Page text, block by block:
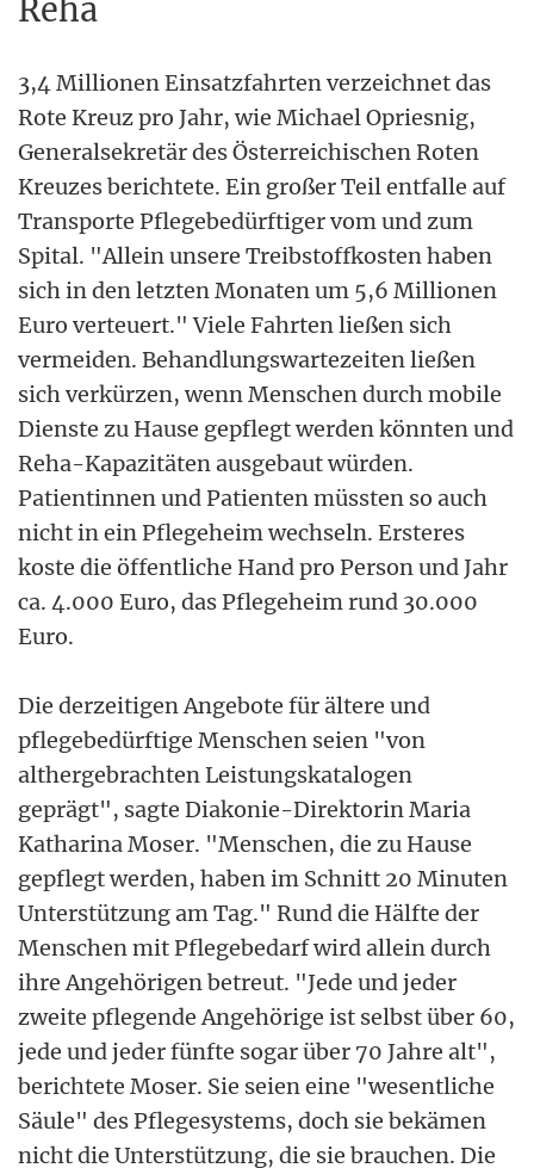
Reha
3,4 Millionen Einsatzfahrten verzeichnet das
Rote Kreuz pro Jahr, wie Michael Opriesnig,
Generalsekretär des Österreichischen Roten
Kreuzes berichtete. Ein großer Teil entfalle auf
Transporte Pflegebedürftiger vom und zum
Spital. "Allein unsere Treibstoffkosten haben
sich in den letzten Monaten um 5,6 Millionen
Euro verteuert." Viele Fahrten ließen sich
vermeiden. Behandlungswartezeiten ließen
sich verkürzen, wenn Menschen durch mobile
Dienste zu Hause gepflegt werden könnten und
Reha-Kapazitäten ausgebaut würden.
Patientinnen und Patienten müssten so auch
nicht in ein Pflegeheim wechseln. Ersteres
koste die öffentliche Hand pro Person und Jahr
ca. 4.000 Euro, das Pflegeheim rund 30.000
Euro.
Die derzeitigen Angebote für ältere und
pflegebedürftige Menschen seien "von
althergebrachten Leistungskatalogen
geprägt", sagte Diakonie-Direktorin Maria
Katharina Moser. "Menschen, die zu Hause
gepflegt werden, haben im Schnitt 20 Minuten
Unterstützung am Tag." Rund die Hälfte der
Menschen mit Pflegebedarf wird allein durch
ihre Angehörigen betreut. "Jede und jeder
zweite pflegende Angehörige ist selbst über 60,
jede und jeder fünfte sogar über 70 Jahre alt",
berichtete Moser. Sie seien eine "wesentliche
Säule" des Pflegesystems, doch sie bekämen
nicht die Unterstützung, die sie brauchen. Die